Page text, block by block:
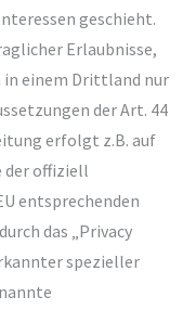
geschieht.
Erlaubnisse,
in einem Drittland nur
der Art. 44
erfolgt z.B. auf
der offiziell
entsprechenden
das „Privacy
spezieller